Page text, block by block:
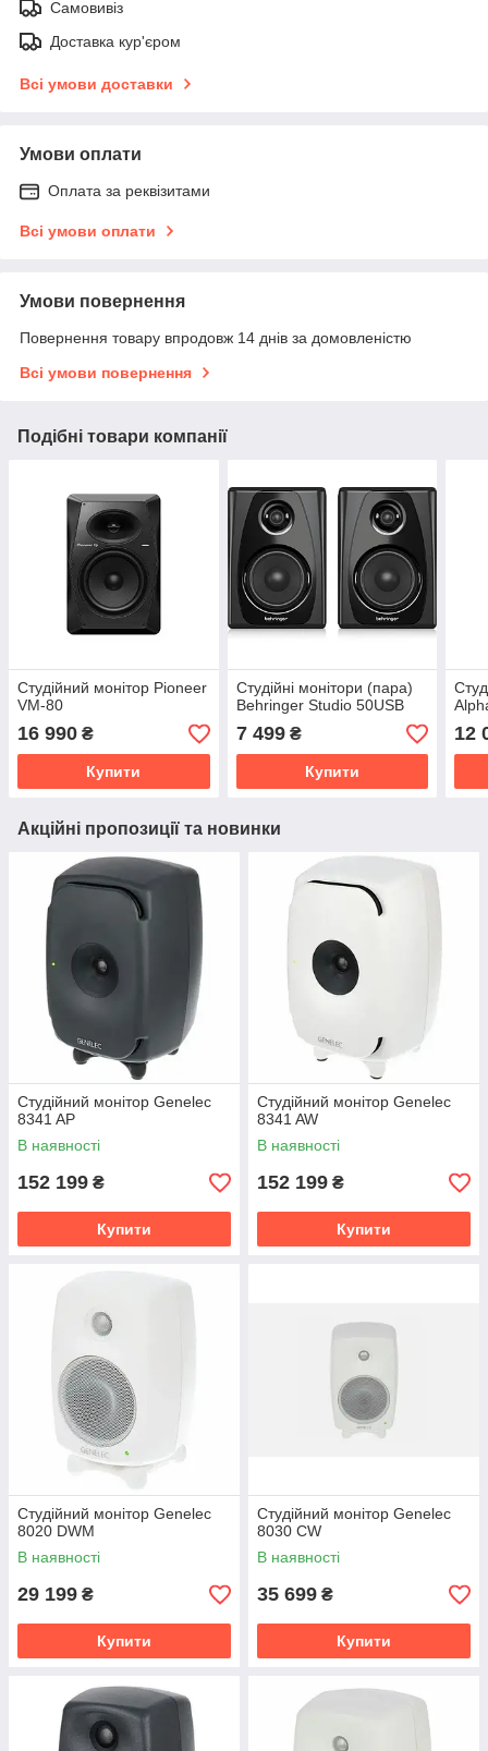
Самовивіз
Доставка кур'єром
Всі умови доставки
Умови оплати
Оплата за реквізитами
Всі умови оплати
Умови повернення
Повернення товару впродовж 14 днів за домовленістю
Всі умови повернення
Подібні товари компанії
Студійний монітор Pioneer
VM-80
16 990 ₴
Купити
Студійні монітори (пара)
Behringer Studio 50USB
7 499₴
Купити
12
Акційні пропозиції та новинки
Студійний монітор Genelec
8341 AP
В наявності
152 199 ₴
Купити
Студійний монітор Genelec
8341 AW
В наявності
152 199 ₴
Купити
Студійний монітор Genelec
8020 DWM
В наявності
29 199 ₴
Купити
Студійний монітор Genelec
8030 CW
В наявності
35 699 ₴
Купити